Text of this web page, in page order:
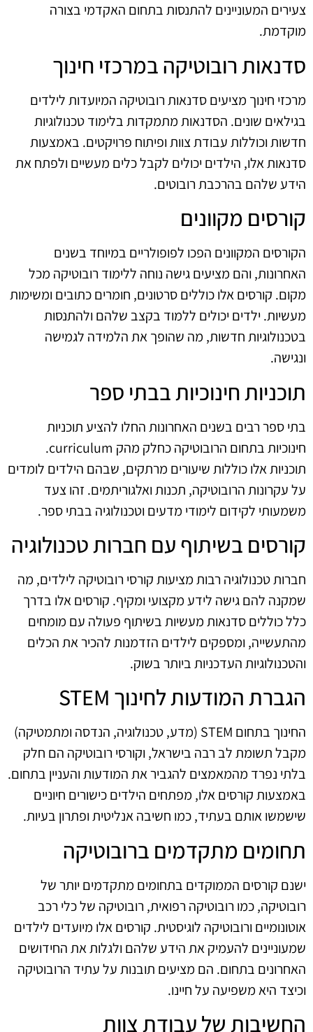
צעירים המעוניינים להתנסות בתחום האקדמי בצורה
מוקדמת.
סדנאות רובוטיקה במרכזי חינוך
מרכזי חינוך מציעים סדנאות רובוטיקה המיועדות לילדים
בגילאים שונים. הסדנאות מתמקדות בלימוד טכנולוגיות
חדשות וכוללות עבודת צוות ופיתוח פרויקטים. באמצעות
סדנאות אלו, הילדים יכולים לקבל כלים מעשיים ולפתח את
הידע שלהם בהרכבת רובוטים.
קורסים מקוונים
הקורסים המקוונים הפכו לפופולריים במיוחד בשנים
האחרונות, והם מציעים גישה נוחה ללימוד רובוטיקה מכל
מקום. קורסים אלו כוללים סרטונים, חומרים כתובים ומשימות
מעשיות. ילדים יכולים ללמוד בקצב שלהם ולהתנסות
בטכנולוגיות חדשות, מה שהופך את הלמידה לגמישה
ונגישה.
תוכניות חינוכיות בבתי ספר
בתי ספר רבים בשנים האחרונות החלו להציע תוכניות
חינוכיות בתחום הרובוטיקה כחלק מהק curriculum.
תוכניות אלו כוללות שיעורים מרתקים, שבהם הילדים לומדים
על עקרונות הרובוטיקה, תכנות ואלגוריתמים. זהו צעד
משמעותי לקידום לימודי מדעים וטכנולוגיה בבתי ספר.
קורסים בשיתוף עם חברות טכנולוגיה
חברות טכנולוגיה רבות מציעות קורסי רובוטיקה לילדים, מה
שמקנה להם גישה לידע מקצועי ומקיף. קורסים אלו בדרך
כלל כוללים סדנאות מעשיות בשיתוף פעולה עם מומחים
מהתעשייה, ומספקים לילדים הזדמנות להכיר את הכלים
והטכנולוגיות העדכניות ביותר בשוק.
הגברת המודעות לחינוך STEM
החינוך בתחום STEM (מדע, טכנולוגיה, הנדסה ומתמטיקה)
מקבל תשומת לב רבה בישראל, וקורסי רובוטיקה הם חלק
בלתי נפרד מהמאמצים להגביר את המודעות והעניין בתחום.
באמצעות קורסים אלו, מפתחים הילדים כישורים חיוניים
שישמשו אותם בעתיד, כמו חשיבה אנליטית ופתרון בעיות.
תחומים מתקדמים ברובוטיקה
ישנם קורסים הממוקדים בתחומים מתקדמים יותר של
רובוטיקה, כמו רובוטיקה רפואית, רובוטיקה של כלי רכב
אוטונומיים ורובוטיקה לוגיסטית. קורסים אלו מיועדים לילדים
שמעוניינים להעמיק את הידע שלהם ולגלות את החידושים
האחרונים בתחום. הם מציעים תובנות על עתיד הרובוטיקה
וכיצד היא משפיעה על חיינו.
החשיבות של עבודת צוות